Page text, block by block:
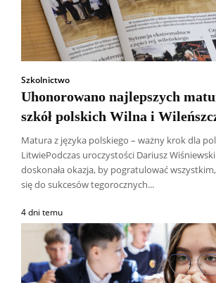
Szkolnictwo
Uhonorowano najlepszych
szkół polskich Wilna i
Matura z języka polskiego – ważny krok dla
LitwiePodczas uroczystości Dariusz Wiśniewski
doskonała okazja, by pogratulować
się do sukcesów tegorocznych...
4 dni temu